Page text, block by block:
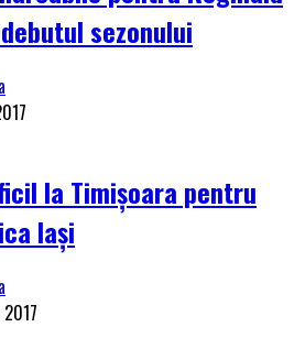
sezonului
la Timișoara pentru
Iași